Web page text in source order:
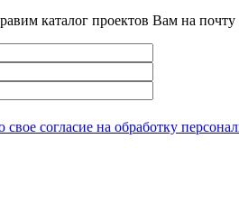
каталог проектов Вам на почту
согласие на обработку